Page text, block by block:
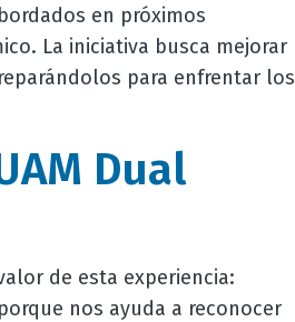
en próximos
La iniciativa busca mejorar
para enfrentar los
Dual
de esta experiencia:
nos ayuda a reconocer